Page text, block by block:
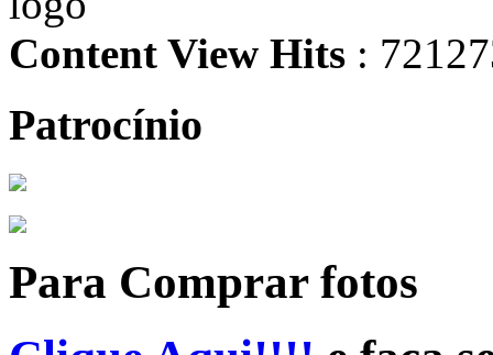
Content View Hits :
Patrocínio
Para Comprar fotos